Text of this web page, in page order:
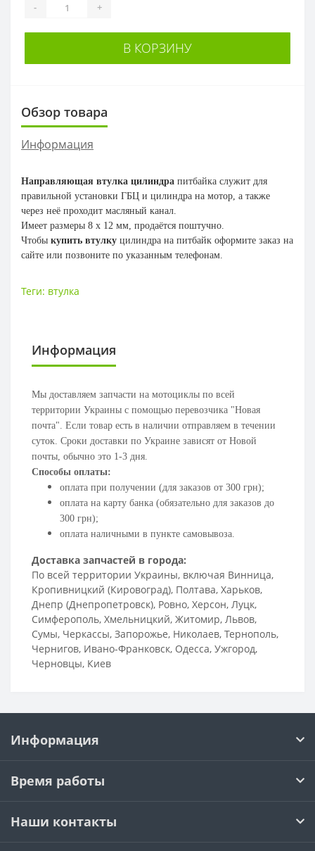
- +
В КОРЗИНУ
Обзор товара
Информация
Направляющая втулка цилиндра питбайка служит для
правильной установки ГБЦ и цилиндра на мотор, а также
через неё проходит масляный канал.
Имеет размеры 8 х 12 мм, продаётся поштучно.
Чтобы купить втулку цилиндра на питбайк оформите заказ на
сайте или позвоните по указанным телефонам.
Теги: втулка
Информация
Мы доставляем запчасти на мотоциклы по всей
территории Украины с помощью перевозчика "Новая
почта". Если товар есть в наличии отправляем в течении
суток. Сроки доставки по Украине зависят от Новой
почты, обычно это 1-3 дня.
Способы оплаты:
оплата при получении (для заказов от 300 грн);
оплата на карту банка (обязательно для заказов до
300 грн);
оплата наличными в пункте самовывоза.
Доставка запчастей в города:
По всей территории Украины, включая Винница,
Кропивницкий (Кировоград), Полтава, Харьков,
Днепр (Днепропетровск), Ровно, Херсон, Луцк,
Симферополь, Хмельницкий, Житомир, Львов,
Сумы, Черкассы, Запорожье, Николаев, Тернополь,
Чернигов, Ивано-Франковск, Одесса, Ужгород,
Черновцы, Киев
Информация
Время работы
Наши контакты